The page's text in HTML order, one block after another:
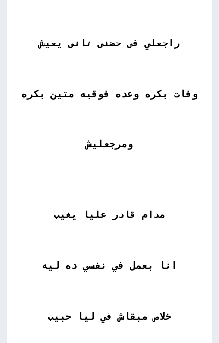
راجعلي فى حضنى تانى يعيش
وفات بكره وعده فوقيه متين بكره
ومرجعليش
مدام قادر عليا يغيب
انا بعمل في نفسي ده ليه
خلاص مبقاش في ليا حبيب